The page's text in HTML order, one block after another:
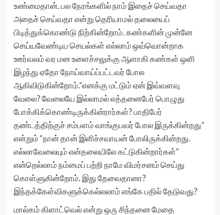
உண்மைதான். பல நேரங்களில் நாம் இதைச் செய்வதா
அதைச் செய்வதா என்று தெரியாமல் தலையைப்
பிடித்துக்கொண்டு நிற்கின்றோம். கண்களின் முன்னே
செய்யவேண்டிய செயல்கள் எல்லாம் ஒவ்வொன்றாக
ஊர்வலம் வர மன உளைச்சலுக்கு ஆளாகி கண்கள் ஒளி
இழந்து ஏதோ நோய்வாய்ப்பட்டவர் போல
ஆகிவிடுகின்றோம்.”எனக்கு மட்டும் ஏன் இவ்வளவு
வேலை? வேலையே இல்லாமல் எத்தனைபேர் பொழுது
போக்கிக்கொண்டிருக்கின்ரார்கள்? பாதிபேர்
தண்டத்திற்குச் சம்பளம் வாங்குபவர் போல இருக்கின்றது”
என்றும் “நான் தான் இளிச்சவாயன் போலிருக்கின்றது.
எல்லாவேலையும் என்தலையிலே கட்டுகின்றார்கள்”
என்றெல்லாம் நம்மைப் பற்றி நாமே விமர்சனம் செய்து
கொள்ளுகின்றோம். இது தேவைதானா?
இந்தக்கேள்விகளுக்கெல்லலாம் எங்கே பதில் தேடுவது?
மால்கம் கிளாட்வெல் என்று ஒரு சிந்தனை மேதை